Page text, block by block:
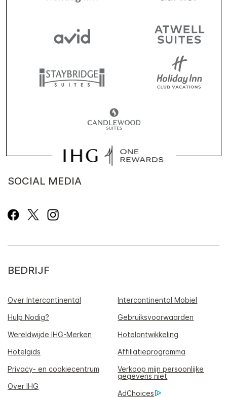
SOCIAL MEDIA
BEDRIJF
Over Intercontinental
Intercontinental Mobiel
Hulp Nodig?
Gebruiksvoorwaarden
Wereldwijde IHG-Merken
Hotelontwikkeling
Hotelgids
Affiliatieprogramma
Privacy- en cookiecentrum
Verkoop mijn persoonlijke
gegevens niet
Over IHG
AdChoices